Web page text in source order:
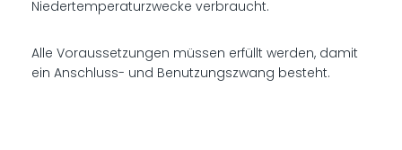
Niedertemperaturzwecke verbraucht.
Alle Voraussetzungen müssen erfüllt werden, damit
ein Anschluss- und Benutzungszwang besteht.